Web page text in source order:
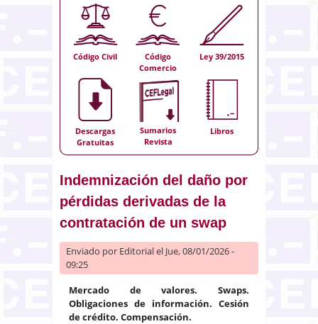
Código Civil
Código
Comercio
Ley 39/2015
Descargas
Gratuitas
Sumarios
Revista
Libros
Indemnización del daño por
pérdidas derivadas de la
contratación de un swap
Enviado por Editorialel Jue, 08/01/2026 -
09:25
Mercado de valores. Swaps.
Obligaciones de información. Cesión
de crédito. Compensación.